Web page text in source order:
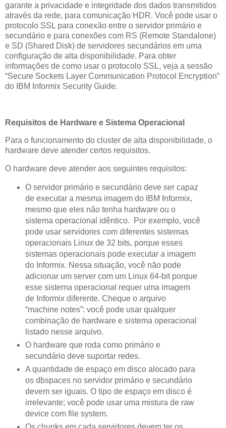
garante a privacidade e integridade dos dados transmitidos
através da rede, para comunicação HDR. Você pode usar o
protocolo SSL para conexão entre o servidor primário e
secundário e para conexões com RS (Remote Standalone)
e SD (Shared Disk) de servidores secundários em uma
configuração de alta disponibilidade. Para obter
informações de como usar o protocolo SSL, veja a sessão
“Secure Sockets Layer Communication Protocol Encryption”
do IBM Informix Security Guide.
Requisitos de Hardware e Sistema Operacional
Para o funcionamento do cluster de alta disponibilidade, o
hardware deve atender certos requisitos.
O hardware deve atender aos seguintes requisitos:
O servidor primário e secundário deve ser capaz
de executar a mesma imagem do IBM Informix,
mesmo que eles não tenha hardware ou o
sistema operacional idêntico. Por exemplo, você
pode usar servidores com diferentes sistemas
operacionais Linux de 32 bits, porque esses
sistemas operacionais pode executar a imagem
do Informix. Nessa situação, você não pode
adicionar um server com um Linux 64-bit porque
esse sistema operacional requer uma imagem
de Informix diferente. Cheque o arquivo
“machine notes”: você pode usar qualquer
combinação de hardware e sistema operacional
listado nesse arquivo.
O hardware que roda como primário e
secundário deve suportar redes.
A quantidade de espaço em disco alocado para
os dbspaces no servidor primário e secundário
devem ser iguais. O tipo de espaço em disco é
irrelevante; você pode usar uma mistura de raw
device com file system.